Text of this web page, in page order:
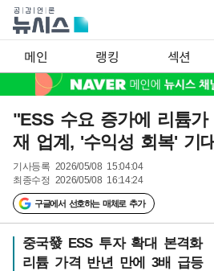
메인 랭킹 섹션
"ESS 수요 증가에 리튬
재 업계, '수익성 회복' 기대
기사등록 2026/05/08 15:04:04
최종수정 2026/05/08 16:14:24
구글에서 선호하는 매체로 추가
중국發 ESS 투자 확대 본격화
리튬 가격 반년 만에 3배 급등